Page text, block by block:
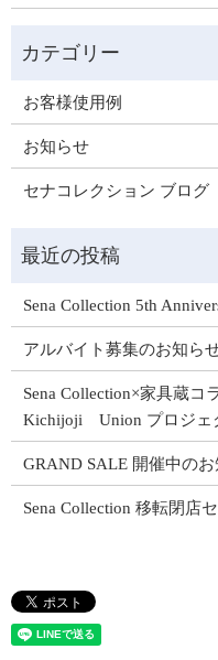
お客様使用例
お知らせ
セナコレクション ブログ
Sena Collection 5th
アルバイト募集のお知ら
Sena Collection×家具蔵
Kichijoji Union プロジェ
GRAND SALE 開催中の
Sena Collection 移転閉店